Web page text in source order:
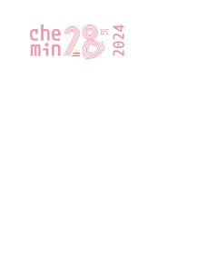
La smala